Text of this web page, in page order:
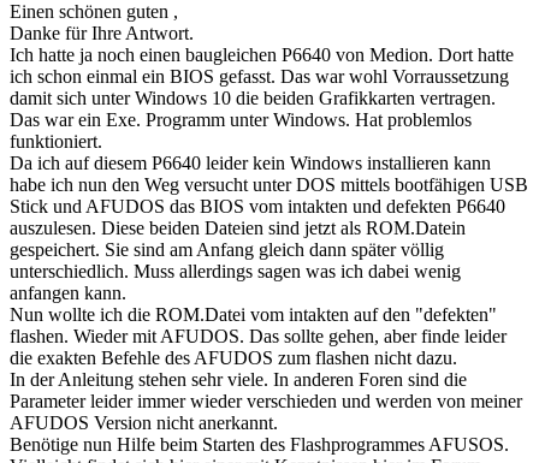
Einen schönen guten ,
Danke für Ihre Antwort.
Ich hatte ja noch einen baugleichen P6640 von Medion. Dort hatte
ich schon einmal ein BIOS gefasst. Das war wohl Vorraussetzung
damit sich unter Windows 10 die beiden Grafikkarten vertragen.
Das war ein Exe. Programm unter Windows. Hat problemlos
funktioniert.
Da ich auf diesem P6640 leider kein Windows installieren kann
habe ich nun den Weg versucht unter DOS mittels bootfähigen USB
Stick und AFUDOS das BIOS vom intakten und defekten P6640
auszulesen. Diese beiden Dateien sind jetzt als ROM.Datein
gespeichert. Sie sind am Anfang gleich dann später völlig
unterschiedlich. Muss allerdings sagen was ich dabei wenig
anfangen kann.
Nun wollte ich die ROM.Datei vom intakten auf den "defekten"
flashen. Wieder mit AFUDOS. Das sollte gehen, aber finde leider
die exakten Befehle des AFUDOS zum flashen nicht dazu.
In der Anleitung stehen sehr viele. In anderen Foren sind die
Parameter leider immer wieder verschieden und werden von meiner
AFUDOS Version nicht anerkannt.
Benötige nun Hilfe beim Starten des Flashprogrammes AFUSOS.